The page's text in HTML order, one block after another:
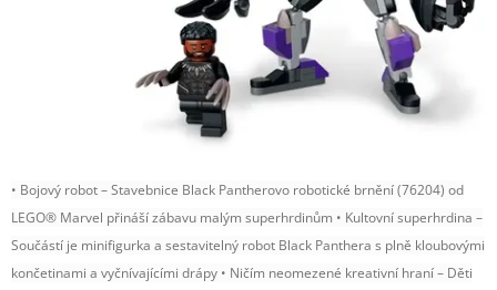
• Bojový robot – Stavebnice Black Pantherovo robotické brnění (76204) od
LEGO® Marvel přináší zábavu malým superhrdinům • Kultovní superhrdina –
Součástí je minifigurka a sestavitelný robot Black Panthera s plně kloubovými
končetinami a vyčnívajícími drápy • Ničím neomezené kreativní hraní – Děti